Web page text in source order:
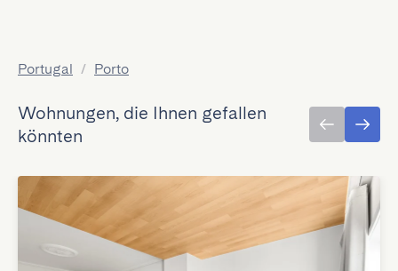
Portugal / Porto
Wohnungen, die Ihnen gefallen
könnten